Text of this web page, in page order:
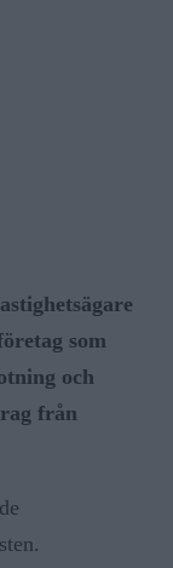
som
och
från